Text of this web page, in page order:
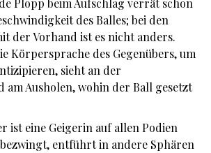
Plopp beim Aufschlag verrät schon
des Balles; bei den
der Vorhand ist es nicht anders.
Körpersprache des Gegenübers, um
sieht an der
am Ausholen, wohin der Ball gesetzt
ist eine Geigerin auf allen Podien
entführt in andere Sphären